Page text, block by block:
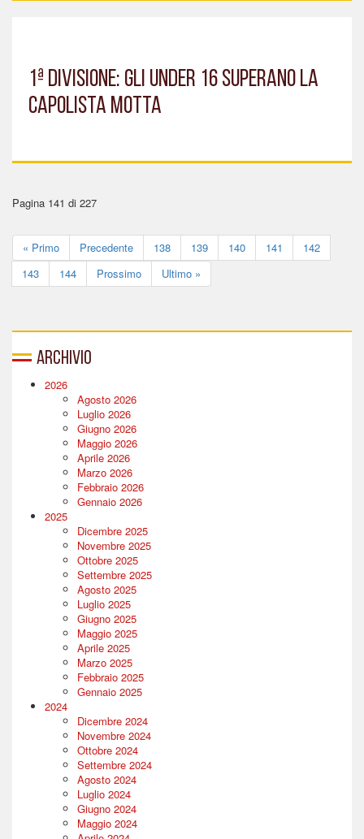
1ª DIVISIONE: GLI UNDER 16 SUPERANO LA
CAPOLISTA MOTTA
Pagina 141 di 227
« Primo Precedente 138 139 140 141
142
143
144 Prossimo Ultimo »
Archivio
2026
Agosto 2026
Luglio 2026
Giugno 2026
Maggio 2026
Aprile 2026
Marzo 2026
Febbraio 2026
Gennaio 2026
2025
Dicembre 2025
Novembre 2025
Ottobre 2025
Settembre 2025
Agosto 2025
Luglio 2025
Giugno 2025
Maggio 2025
Aprile 2025
Marzo 2025
Febbraio 2025
Gennaio 2025
2024
Dicembre 2024
Novembre 2024
Ottobre 2024
Settembre 2024
Agosto 2024
Luglio 2024
Giugno 2024
Maggio 2024